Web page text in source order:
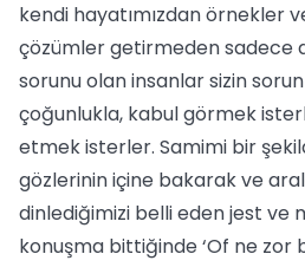
kendi hayatımızdan örnekler
çözümler getirmeden sadece
sorunu olan insanlar sizin
çoğunlukla, kabul görmek
etmek isterler. Samimi bir
gözlerinin içine bakarak ve
dinlediğimizi belli eden jest ve
konuşma bittiğinde ‘Of ne zor